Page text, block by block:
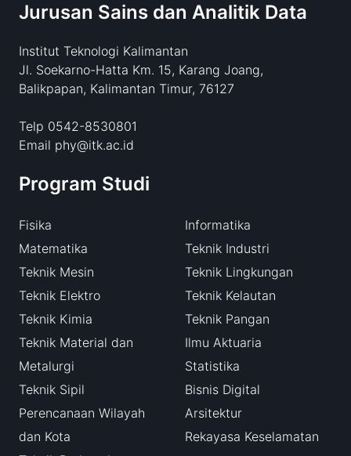
Jurusan Sains dan Analitik Data
Institut Teknologi Kalimantan
Jl. Soekarno-Hatta Km. 15, Karang Joang,
Balikpapan, Kalimantan Timur, 76127
Telp 0542-8530801
Email phy@itk.ac.id
Program Studi
Fisika
Matematika
Teknik Mesin
Teknik Elektro
Teknik Kimia
Teknik Material dan
Metalurgi
Teknik Sipil
Perencanaan Wilayah
dan Kota
Informatika
Teknik Industri
Teknik Lingkungan
Teknik Kelautan
Teknik Pangan
Ilmu Aktuaria
Statistika
Bisnis Digital
Arsitektur
Rekayasa Keselamatan